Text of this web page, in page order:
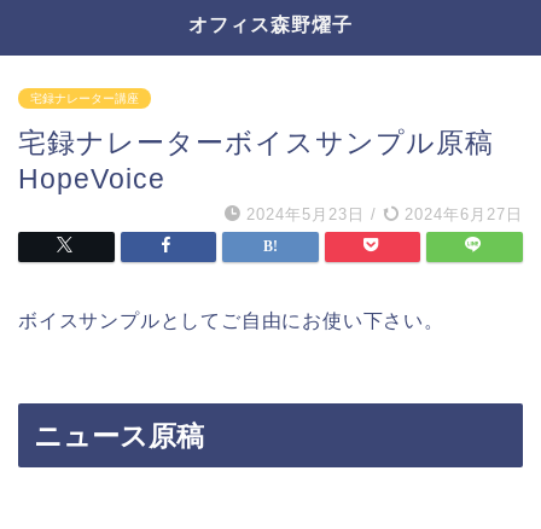
オフィス森野燿子
宅録ナレーター講座
宅録ナレーターボイスサンプル原稿
HopeVoice
2024年5月23日 / 2024年6月27日
ボイスサンプルとしてご自由にお使い下さい。
ニュース原稿